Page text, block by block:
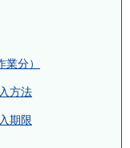
分）
方法
期限